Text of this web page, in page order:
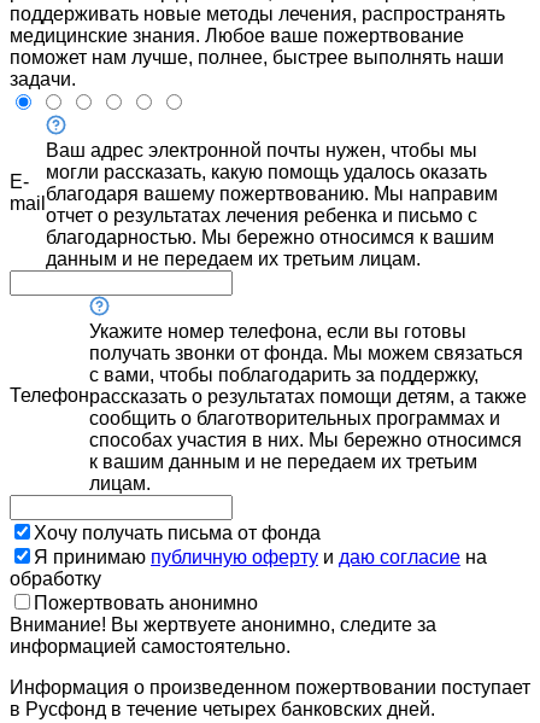
поддерживать новые методы лечения, распространять
медицинские знания. Любое ваше пожертвование
поможет нам лучше, полнее, быстрее выполнять наши
задачи.
E-
mail
Ваш адрес электронной почты нужен, чтобы мы
могли рассказать, какую помощь удалось оказать
благодаря вашему пожертвованию. Мы направим
отчет о результатах лечения ребенка и письмо с
благодарностью. Мы бережно относимся к вашим
данным и не передаем их третьим лицам.
Телефон
Укажите номер телефона, если вы готовы
получать звонки от фонда. Мы можем связаться
с вами, чтобы поблагодарить за поддержку,
рассказать о результатах помощи детям, а также
сообщить о благотворительных программах и
способах участия в них. Мы бережно относимся
к вашим данным и не передаем их третьим
лицам.
Хочу получать письма от фонда
Я принимаю публичную оферту и даю согласие на
обработку
Пожертвовать анонимно
Внимание! Вы жертвуете анонимно, следите за
информацией самостоятельно.
Информация о произведенном пожертвовании поступает
в Русфонд в течение четырех банковских дней.